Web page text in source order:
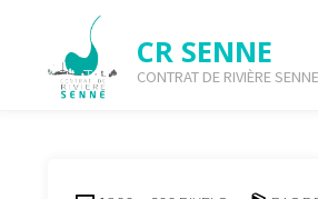
content
CR SENNE
CONTRAT DE RIVIÈRE SENNE
article-photo-